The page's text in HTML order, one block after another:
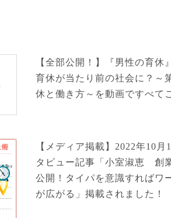
【全部公開！】『男性の育
育休が当たり前の社会に？～
休と働き方～を動画ですべて
【メディア掲載】2022年10
タビュー記事「小室淑恵 創
公開！タイパを意識すればワ
が広がる」掲載されました！